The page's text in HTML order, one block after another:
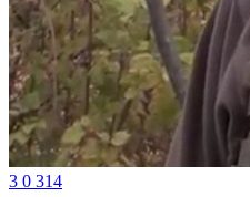
3 0 314